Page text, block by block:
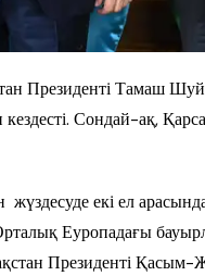
Президенті Тамаш
Сондай-ақ,
екі ел
Еуропадағы
Президенті Қасым-